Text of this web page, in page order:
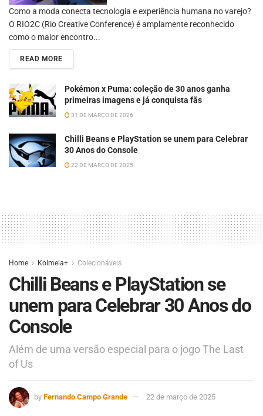
Como a moda conecta tecnologia e experiência humana no varejo?
O RIO2C (Rio Creative Conference) é amplamente reconhecido
como o maior encontro...
READ MORE
Pokémon x Puma: coleção de 30 anos ganha
primeiras imagens e já conquista fãs
31 DE MARÇO DE 2026
Chilli Beans e PlayStation se unem para Celebrar
30 Anos do Console
22 DE MARÇO DE 2025
Home Kolmeia+ Colecionáveis
Chilli Beans e PlayStation se
unem para Celebrar 30 Anos do
Console
Além de uma versão especial para o jogo The Last
of Us
by Fernando Campo Grande 22 de março de 2025